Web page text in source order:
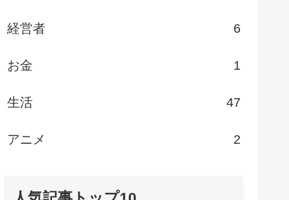
経営者 6
お金 1
生活 47
アニメ 2